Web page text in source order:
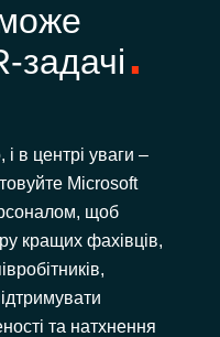
задачі
в центрі уваги –
Microsoft
щоб
кращих фахівців,
та натхнення